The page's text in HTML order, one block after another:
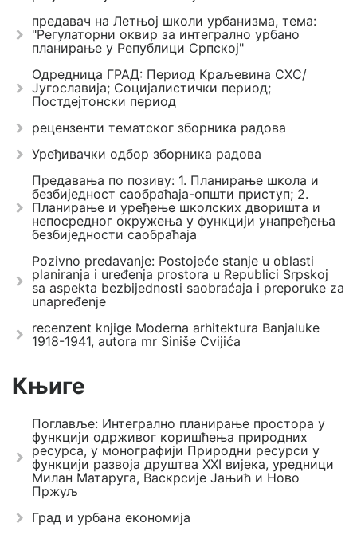
предавач на Летњој школи урбанизма, тема:
"Регулаторни оквир за интегрално урбано
планирање у Републици Српској"
Одредница ГРАД: Период Краљевина СХС/
Југославија; Социјалистички период;
Постдејтонски период
рецензенти тематског зборника радова
Уређивачки одбор зборника радова
Предавања по позиву: 1. Планирање школа и
безбиједност саобраћаја-општи приступ; 2.
Планирање и уређење школских дворишта и
непосредног окружења у функцији унапређења
безбиједности саобраћаја
Pozivno predavanje: Postojeće stanje u oblasti
planiranja i uređenja prostora u Republici Srpskoj
sa aspekta bezbijednosti saobraćaja i preporuke za
unapređenje
recenzent knjige Moderna arhitektura Banjaluke
1918-1941, autora mr Siniše Cvijića
Књиге
Поглавље: Интегрално планирање простора у
функцији одрживог коришћења природних
ресурса, у монографији Природни ресурси у
функцији развоја друштва XXI вијека, уредници
Милан Матаруга, Васкрсије Јањић и Ново
Пржуљ
Град и урбана економија